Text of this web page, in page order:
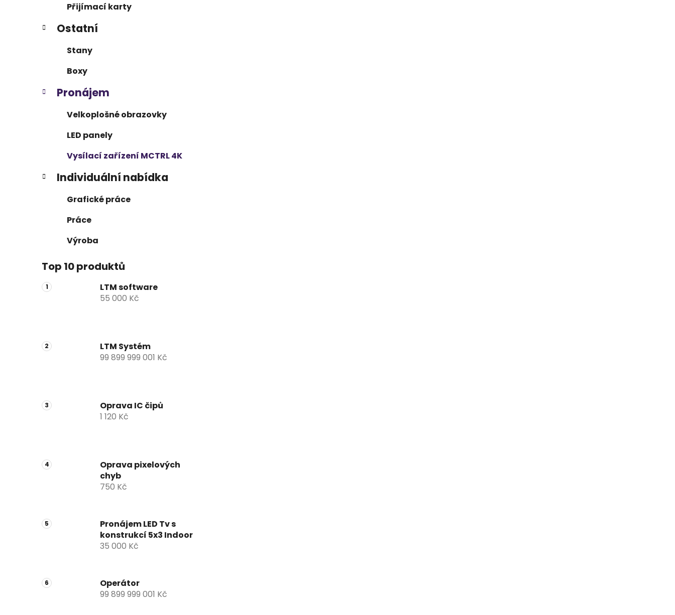
Přijímací karty
Ostatní
Stany
Boxy
Pronájem
Velkoplošné obrazovky
LED panely
Vysílací zařízení MCTRL 4K
Individuální nabídka
Grafické práce
Práce
Výroba
Top 10 produktů
LTM software
55 000 Kč
LTM Systém
99 899 999 001 Kč
Oprava IC čipů
1 120 Kč
Oprava pixelových
chyb
750 Kč
Pronájem LED Tv s
konstrukcí 5x3 Indoor
35 000 Kč
Operátor
99 899 999 001 Kč